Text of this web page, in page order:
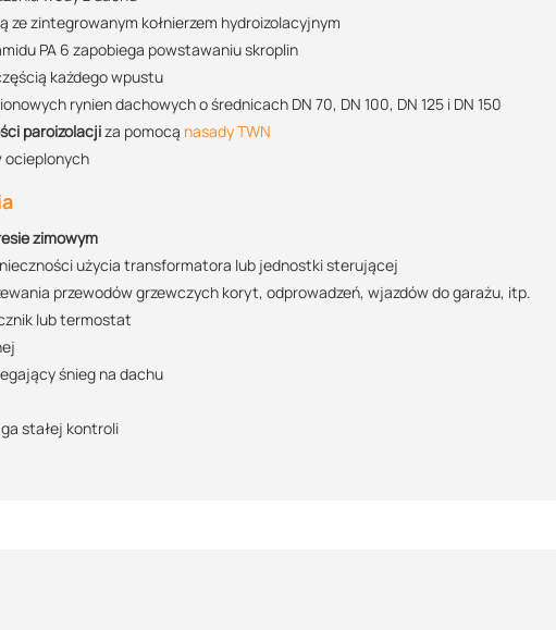
zintegrowanym kołnierzem hydroizolacyjnym
PA 6 zapobiega powstawaniu skroplin
każdego wpustu
rynien dachowych o średnicach DN 70, DN 100, DN 125 i DN 150
paroizolacjiza pomocą nasady TWN
ocieplonych
zimowym
użycia transformatora lub jednostki sterującej
przewodów grzewczych koryt, odprowadzeń, wjazdów do garażu, itp.
lub termostat
śnieg na dachu
stałej kontroli
profesjonalną obsługę logistyczną oraz wsparcie w zakresie doradztwa
DN 125
Wysokość słupa wody
55 mm
elektrycznej
– 1,5 m. Kabel YLY 3×1,5 mm
– ochronny, czarny – fazowy, niebieski - zerowy
75 PVC V
110 PVC V
125 PVC V
użytkowych
+48 732 227 687
07:00 - 15:00